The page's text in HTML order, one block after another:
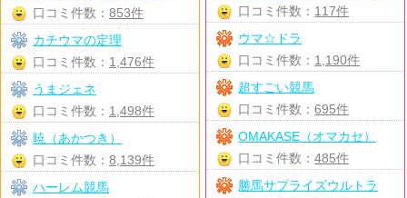
口コミ件数： 117件
ウマ☆ドラ
口コミ件数： 1,190件
超すごい競馬
口コミ件数：695件
OMAKASE（オマカセ）
口コミ件数：485件
勝馬サプライズウルトラ
口コミ件数： 853件
カチウマの定理
口コミ件数： 1,476件
うまジェネ
口コミ件数： 1,498件
暁（あかつき）
口コミ件数： 8,139件
ハーレム競馬